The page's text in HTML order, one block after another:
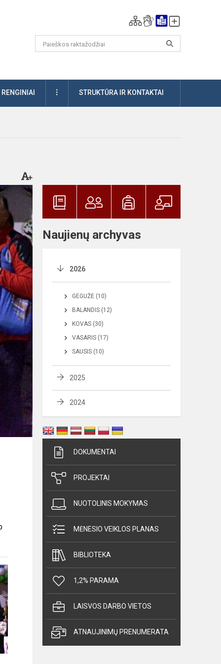
RENGINIAI DAUGIAUSTRUKTŪRA IR KONTAKTAI
Naujienų archyvas
2026
GEGUŽĖ (10)
BALANDIS (12)
KOVAS (30)
VASARIS (17)
SAUSIS (10)
2025
2024
DOKUMENTAI
PROJEKTAI
NUOTOLINIS MOKYMAS
MĖNESIO VEIKLOS PLANAS
BIBLIOTEKA
1,2% PARAMA
LAISVOS DARBO VIETOS
ATNAUJINIMŲ PRENUMERATA